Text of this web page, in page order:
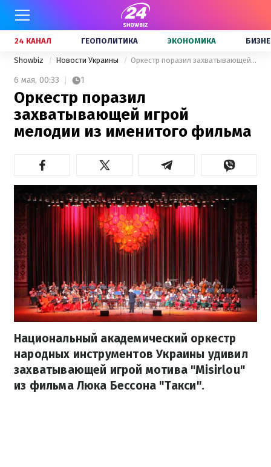
24 КАНАЛ ГЕОПОЛИТИКА ЭКОНОМИКА
Showbiz Новости Украины Оркестр поразил захватывающей игрой мелодии из именитого фильма
6 мая, 00:33 1
Оркестр поразил
захватывающей игрой
мелодии из именитого фильма
Национальный академический оркестр
народных инструментов Украины удивил
захватывающей игрой мотива "Misirlou"
из фильма Люка Бессона "Такси".